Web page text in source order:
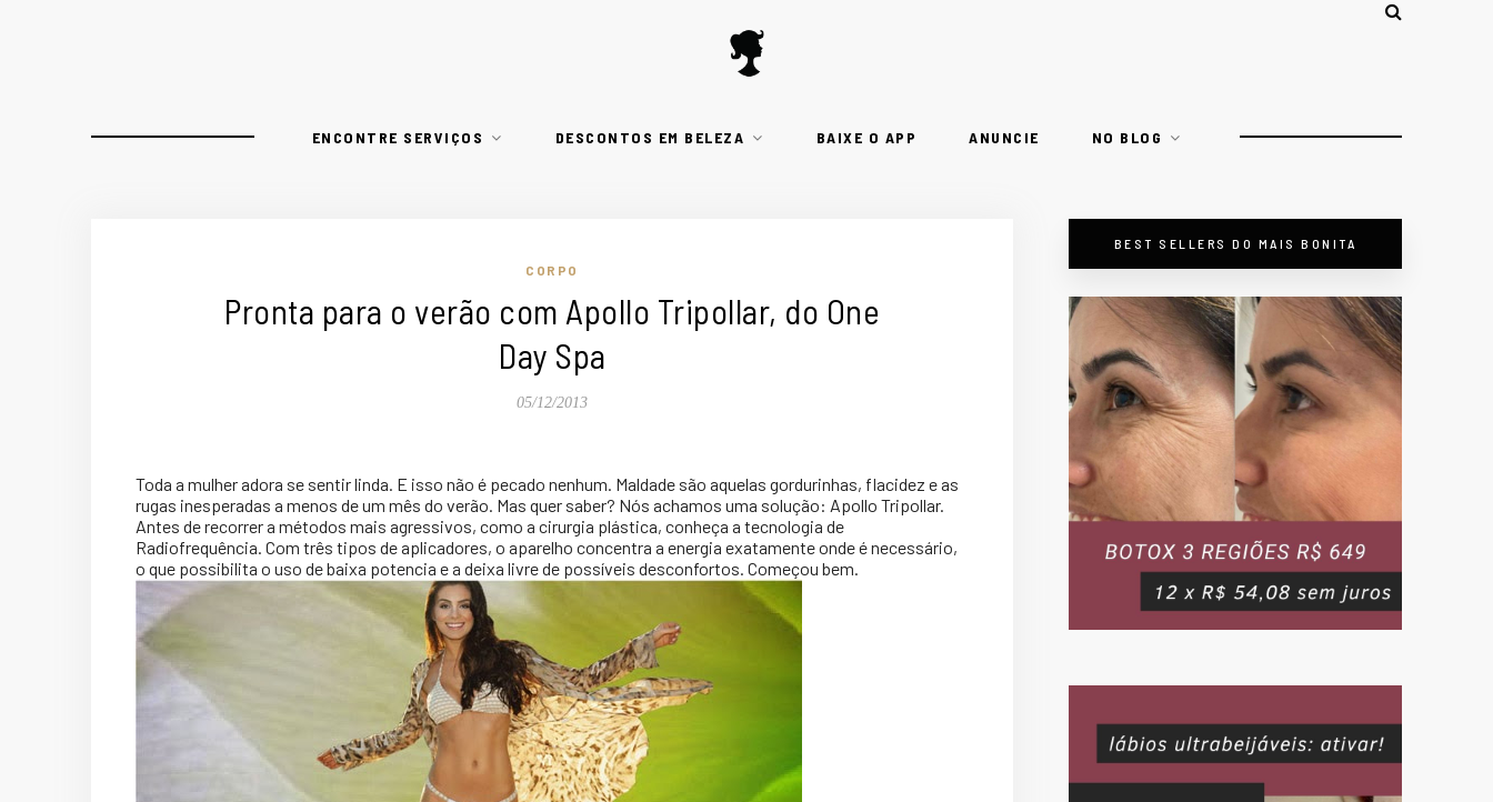
ENCONTRE SERVIÇOS DESCONTOS EM BELEZA BAIXE O APP ANUNCIE NO BLOG
CORPO
Pronta para o verão com Apollo Tripollar, do One
Day Spa
05/12/2013
Toda a mulher adora se sentir linda. E isso não é pecado nenhum. Maldade são aquelas gordurinhas, flacidez e as
rugas inesperadas a menos de um mês do verão. Mas quer saber? Nós achamos uma solução: Apollo Tripollar.
Antes de recorrer a métodos mais agressivos, como a cirurgia plástica, conheça a tecnologia de
Radiofrequência. Com três tipos de aplicadores, o aparelho concentra a energia exatamente onde é necessário,
o que possibilita o uso de baixa potencia e a deixa livre de possíveis desconfortos. Começou bem.
BEST SELLERS DO MAIS BONITA